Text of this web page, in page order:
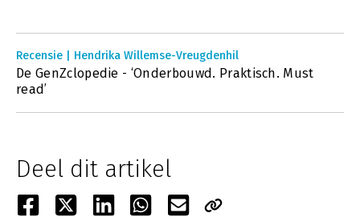
Recensie | Hendrika Willemse-Vreugdenhil
De GenZclopedie - ‘Onderbouwd. Praktisch. Must
read’
Deel dit artikel